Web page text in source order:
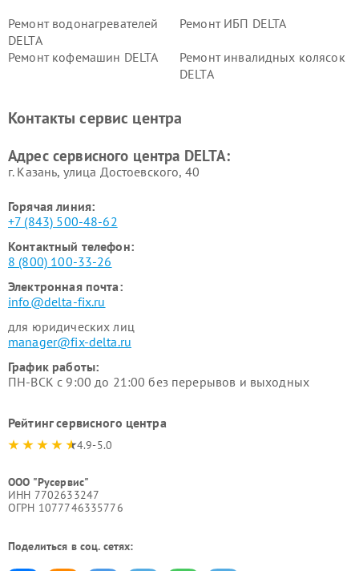
Ремонт водонагревателей
DELTA
Ремонт ИБП DELTA
Ремонт кофемашин DELTA
Ремонт инвалидных колясок
DELTA
Контакты сервис центра
Адрес сервисного центра DELTA:
г. Казань, улица Достоевского, 40
Горячая линия:
+7 (843) 500-48-62
Контактный телефон:
8 (800) 100-33-26
Электронная почта:
info@delta-fix.ru
для юридических лиц
manager@fix-delta.ru
График работы:
ПН-ВСК с 9:00 до 21:00 без перерывов и выходных
Рейтинг сервисного центра
4.9-5.0
ООО "Русервис"
ИНН 7702633247
ОГРН 1077746335776
Поделиться в соц. сетях: